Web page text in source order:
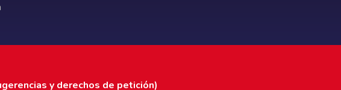
y derechos de petición)